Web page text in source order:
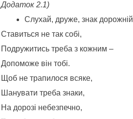
Додаток 2.1)
Слухай, друже, знак дорожнiй
Ставиться не так собi,
Подружитись треба з кожним –
Допоможе вiн тобi.
Щоб не трапилося всяке,
Шанувати треба знаки,
На дорозi небезпечно,